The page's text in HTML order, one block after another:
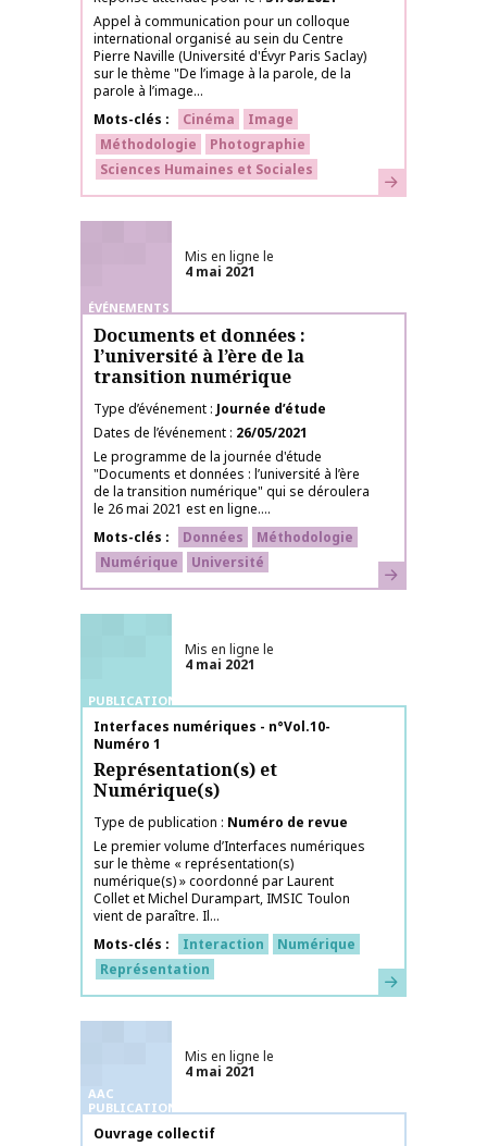
Appel à communication pour un colloque
international organisé au sein du Centre
Pierre Naville (Université d'Évyr Paris Saclay)
sur le thème "De l’image à la parole, de la
parole à l’image...
Mots-clés
Cinéma
Image
Méthodologie
Photographie
Sciences Humaines et Sociales
En savoir plus
ÉVÉNEMENTS
Mis en ligne le
4 mai 2021
Documents et données :
l’université à l’ère de la
transition numérique
Type d’événement Journée d’étude
Dates de l’événement 26/05/2021
Le programme de la journée d'étude
"Documents et données : l’université à l’ère
de la transition numérique" qui se déroulera
le 26 mai 2021 est en ligne....
Mots-clés
Données
Méthodologie
Numérique
Université En savoir plus
PUBLICATIONS
Mis en ligne le
4 mai 2021
Nom de la publication
Interfaces numériques - n°Vol.10-
Numéro 1
Représentation(s) et
Numérique(s)
Type de publication
Numéro de revue
Le premier volume d’Interfaces numériques
sur le thème « représentation(s)
numérique(s) » coordonné par Laurent
Collet et Michel Durampart, IMSIC Toulon
vient de paraître. Il...
Mots-clés
Interaction
Numérique
Représentation
En savoir plus
AAC
PUBLICATIONS
Mis en ligne le
4 mai 2021
Nom de la publication
Ouvrage collectif